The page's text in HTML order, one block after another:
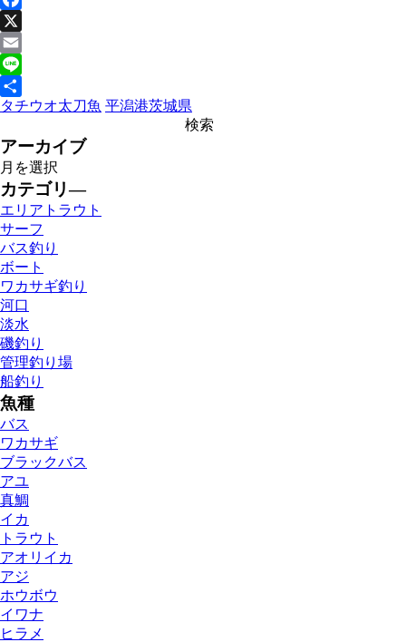
Facebook
X
Email
Line
共
タチウオ太刀魚 平潟港茨城県
アーカイブ
カテゴリ―
エリアトラウト
サーフ
バス釣り
ボート
ワカサギ釣り
河口
淡水
磯釣り
管理釣り場
船釣り
魚種
バス
ワカサギ
ブラックバス
アユ
真鯛
イカ
トラウト
アオリイカ
アジ
ホウボウ
イワナ
ヒラメ